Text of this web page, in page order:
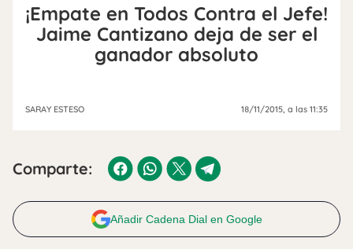
¡Empate en Todos Contra el Jefe!
Jaime Cantizano deja de ser el
ganador absoluto
SARAY ESTESO 18/11/2015 , a las 11:35
Comparte:
Añadir Cadena Dial en Google